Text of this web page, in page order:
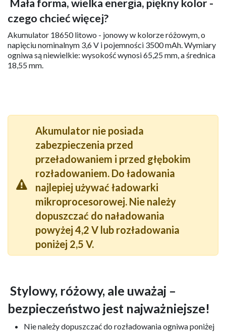
Mała forma, wielka energia, piękny kolor -
czego chcieć więcej?
Akumulator 18650 litowo - jonowy w kolorze różowym, o
napięciu nominalnym 3,6 V i pojemności 3500 mAh. Wymiary
ogniwa są niewielkie: wysokość wynosi 65,25 mm, a średnica
18,55 mm.
Akumulator nie posiada
zabezpieczenia przed
przeładowaniem i przed głębokim
rozładowaniem. Do ładowania
najlepiej używać ładowarki
mikroprocesorowej. Nie należy
dopuszczać do naładowania
powyżej 4,2 V lub rozładowania
poniżej 2,5 V.
Stylowy, różowy, ale uważaj –
bezpieczeństwo jest najważniejsze!
Nie należy dopuszczać do rozładowania ogniwa poniżej